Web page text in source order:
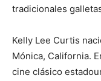
tradicionales
Kelly Lee Curtis
Mónica, California.
cine clásico